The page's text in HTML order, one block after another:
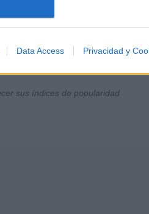
Data Access Privacidad y
sus índices de popularidad